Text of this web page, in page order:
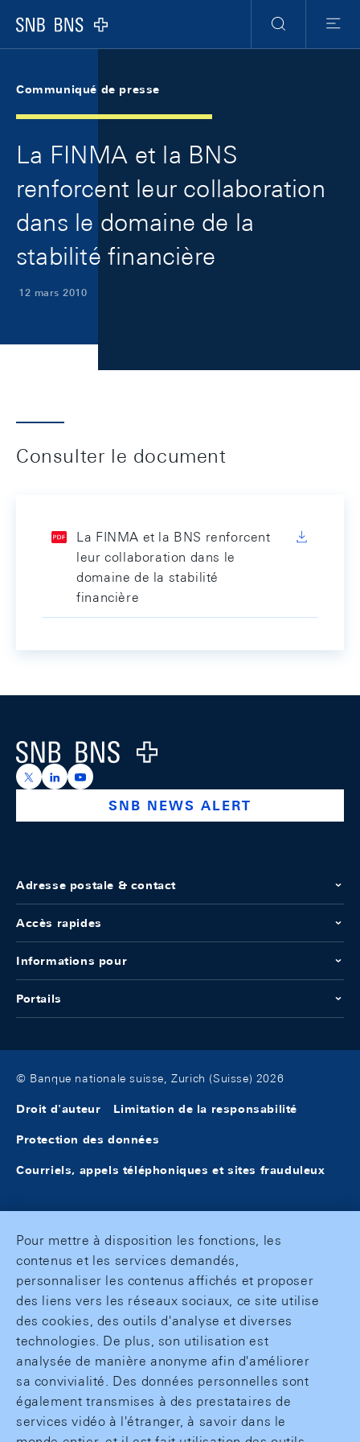
Logo
RechercheMenu
Communiqué de presse
La FINMA et la BNS
renforcent leur collaboration
dans le domaine de la
stabilité financière
12 mars 2010
Consulter le document
La FINMA et la BNS renforcent
leur collaboration dans le
domaine de la stabilité
financière
Logo
https://x.com/snb_bns
https://ch.linkedin.com/company/swiss-national-
https://www.youtube.com/@swissnationalbank
SNB NEWS ALERT
Adresse postale & contact
Accès rapides
Informations pour
Portails
© Banque nationale suisse, Zurich (Suisse) 2026
Droit d'auteur Limitation de la responsabilité
Protection des données
Courriels, appels téléphoniques et sites frauduleux
Pour mettre à disposition les fonctions, les
contenus et les services demandés,
personnaliser les contenus affichés et proposer
des liens vers les réseaux sociaux, ce site utilise
des cookies, des outils d'analyse et diverses
technologies. De plus, son utilisation est
analysée de manière anonyme afin d'améliorer
sa convivialité. Des données personnelles sont
également transmises à des prestataires de
services vidéo à l'étranger, à savoir dans le